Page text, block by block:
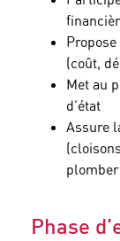
(coût,
Met au
d’état
Assure
Phase